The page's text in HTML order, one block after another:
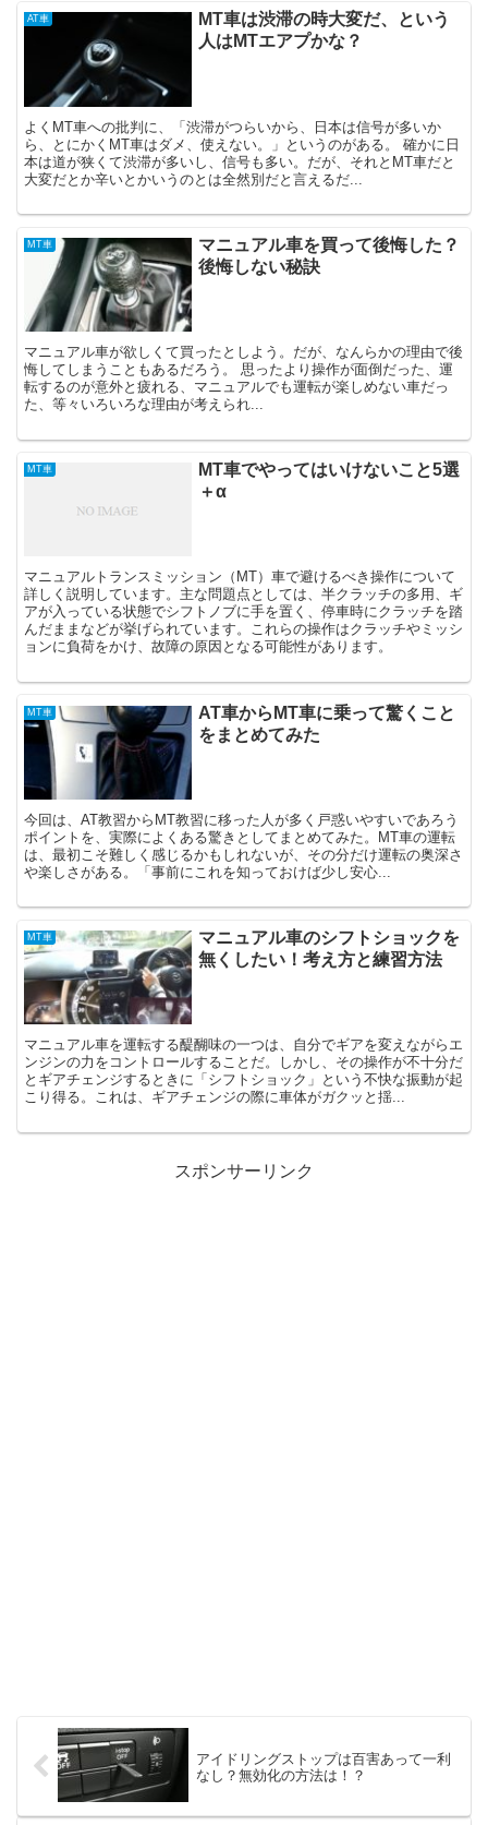
AT車
MT車は渋滞の時大変だ、という
人はMTエアプかな？
よくMT車への批判に、「渋滞がつらいから、日本は信号が多いか
ら、とにかくMT車はダメ、使えない。」というのがある。 確かに日
本は道が狭くて渋滞が多いし、信号も多い。だが、それとMT車だと
大変だとか辛いとかいうのとは全然別だと言えるだ...
MT車
マニュアル車を買って後悔した？
後悔しない秘訣
マニュアル車が欲しくて買ったとしよう。だが、なんらかの理由で後
悔してしまうこともあるだろう。 思ったより操作が面倒だった、運
転するのが意外と疲れる、マニュアルでも運転が楽しめない車だっ
た、等々いろいろな理由が考えられ...
MT車
MT車でやってはいけないこと5選
＋α
マニュアルトランスミッション（MT）車で避けるべき操作について
詳しく説明しています。主な問題点としては、半クラッチの多用、ギ
アが入っている状態でシフトノブに手を置く、停車時にクラッチを踏
んだままなどが挙げられています。これらの操作はクラッチやミッシ
ョンに負荷をかけ、故障の原因となる可能性があります。
MT車
AT車からMT車に乗って驚くこと
をまとめてみた
今回は、AT教習からMT教習に移った人が多く戸惑いやすいであろう
ポイントを、実際によくある驚きとしてまとめてみた。MT車の運転
は、最初こそ難しく感じるかもしれないが、その分だけ運転の奥深さ
や楽しさがある。「事前にこれを知っておけば少し安心...
MT車
マニュアル車のシフトショックを
無くしたい！考え方と練習方法
マニュアル車を運転する醍醐味の一つは、自分でギアを変えながらエ
ンジンの力をコントロールすることだ。しかし、その操作が不十分だ
とギアチェンジするときに「シフトショック」という不快な振動が起
こり得る。これは、ギアチェンジの際に車体がガクッと揺...
スポンサーリンク
アイドリングストップは百害あって一利
なし？無効化の方法は！？